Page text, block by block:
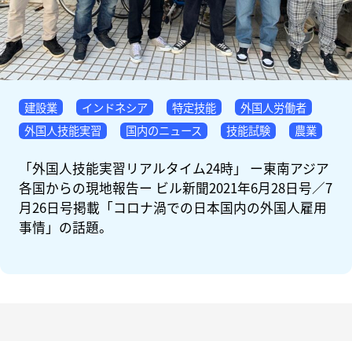
建設業 インドネシア 特定技能
外国人労働者
外国人技能実習
国内のニュース 技能試験 農業
「外国人技能実習リアルタイム24時」 ー東南アジア
各国からの現地報告ー ビル新聞2021年6月28日号／7
月26日号掲載「コロナ渦での日本国内の外国人雇用
事情」の話題。